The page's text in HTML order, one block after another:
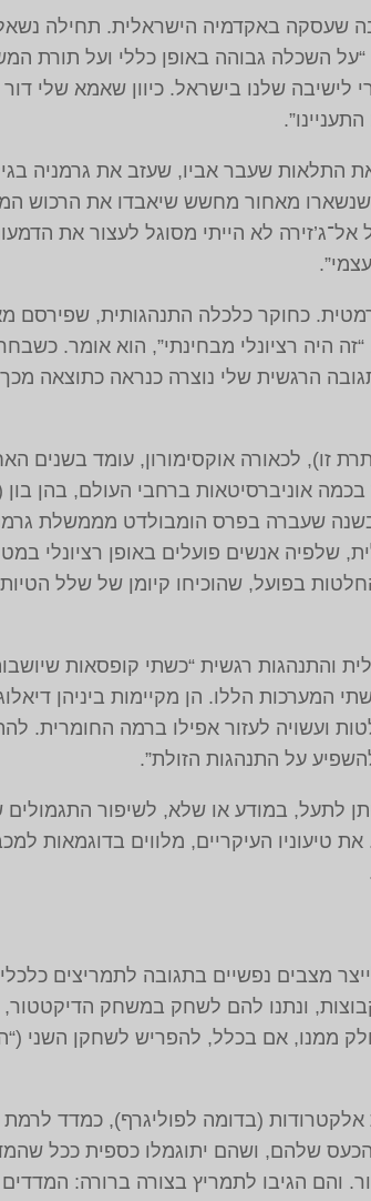
שעסקה באקדמיה הישראלית. תחילה
“על השכלה גבוהה באופן כללי ועל תורת
לישיבה שלנו בישראל. כיוון שאמא שלי
שנשארו מאחור מחשש שיאבדו את הרכוש
לא הייתי מסוגל לעצור את
כחוקר כלכלה התנהגותית, שפירסם
היה רציונלי מבחינתי”, הוא אומר. כשבחר
הרגשית שלי נוצרה כנראה כתוצאה
זו), לכאורה אוקסימורון, עומד בשנים
אוניברסיטאות ברחבי העולם, בהן בון
בשנה שעברה בפרס הומבולדט מממשלת
שלפיה אנשים פועלים באופן רציונלי
בפועל, שהוכיחו קיומן של שלל הטיות
והתנהגות רגשית “כשתי קופסאות
המערכות הללו. הן מקיימות ביניהן
ועשויה לעזור אפילו ברמה החומרית.
על התנהגות הזולת”.
לתעל, במודע או שלא, לשיפור
טיעוניו העיקריים, מלווים בדוגמאות
מצבים נפשיים בתגובה לתמריצים
ונתנו להם לשחק במשחק
ממנו, אם בכלל, להפריש לשחקן השני
‏(בדומה לפוליגרף‏), כמדד
שלהם, ושהם יתוגמלו כספית ככל
הגיבו לתמריץ בצורה ברורה: המדדים